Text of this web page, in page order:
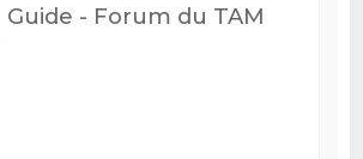
Guide - Forum du TAM